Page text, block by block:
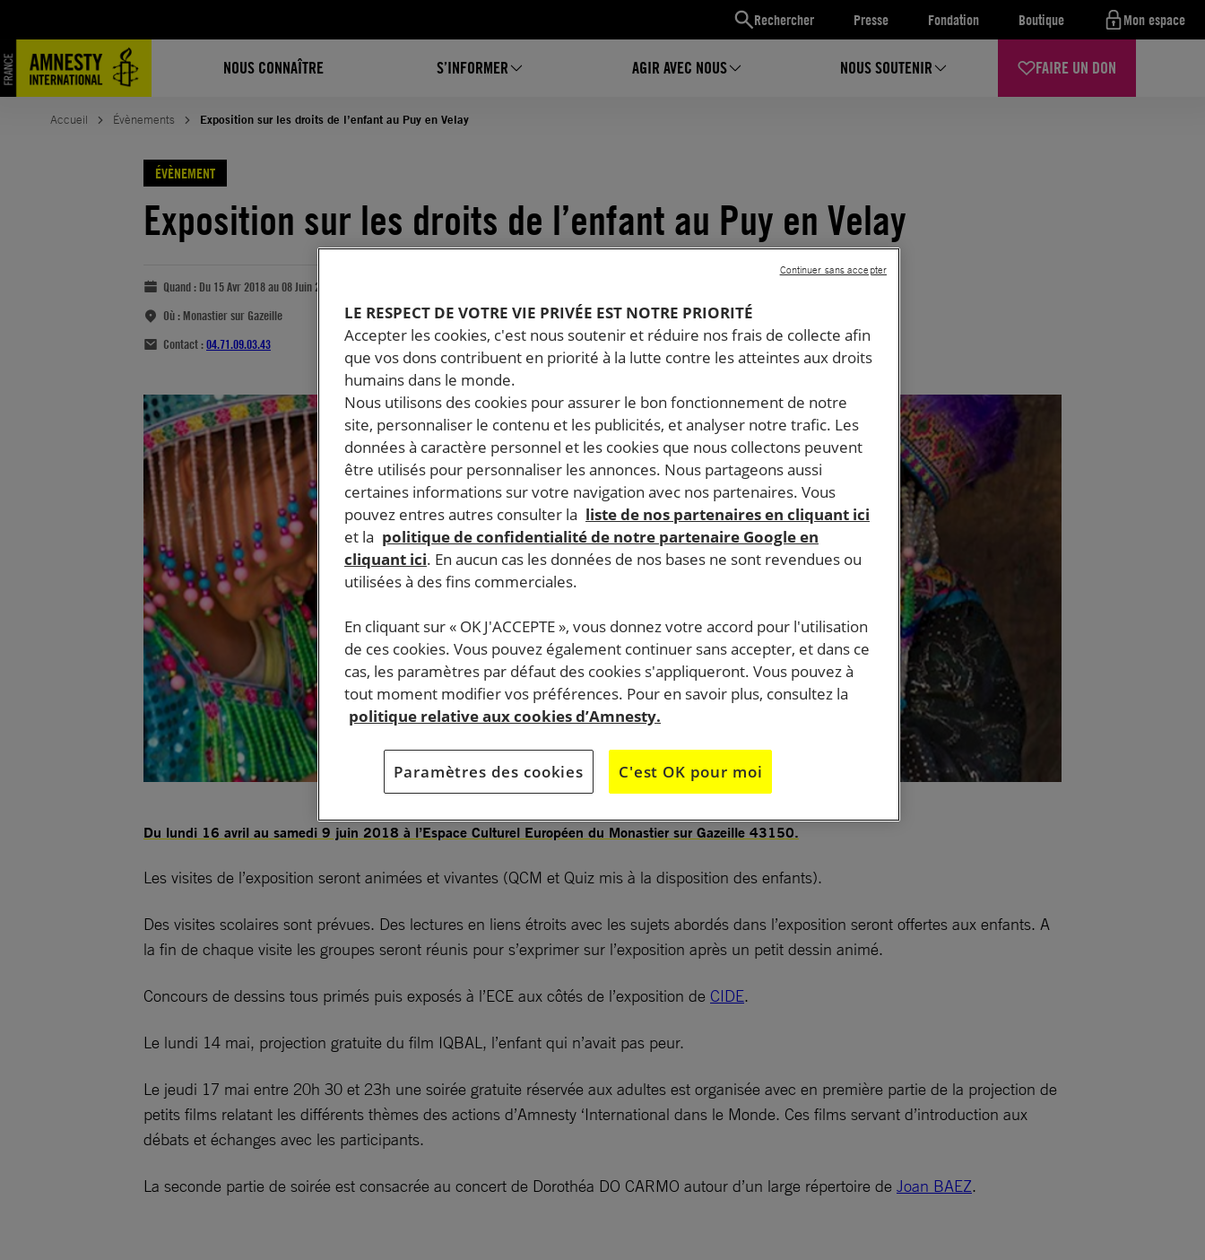
Rechercher Presse Fondation Boutique Mon espace
NOUS CONNAÎTRE S’INFORMER AGIR AVEC NOUS NOUS SOUTENIR FAIRE UN DON
Accueil Évènements Exposition sur les droits de l’enfant au Puy en Velay
ÉVÈNEMENT
Exposition sur les droits de l’enfant au Puy en Velay
Quand : Du 15 Avr 2018 au 08 Juin 2018
Où : Monastier sur Gazeille
Contact :04.71.09.03.43
Du lundi 16 avril au samedi 9 juin 2018 à l’Espace Culturel Européen du Monastier sur Gazeille 43150.
Les visites de l’exposition seront animées et vivantes (QCM et Quiz mis à la disposition des enfants).
Des visites scolaires sont prévues. Des lectures en liens étroits avec les sujets abordés dans l’exposition seront offertes aux enfants. A
la fin de chaque visite les groupes seront réunis pour s’exprimer sur l’exposition après un petit dessin animé.
Concours de dessins tous primés puis exposés à l’ECE aux côtés de l’exposition de CIDE.
Le lundi 14 mai, projection gratuite du film IQBAL, l’enfant qui n’avait pas peur.
Le jeudi 17 mai entre 20h 30 et 23h une soirée gratuite réservée aux adultes est organisée avec en première partie de la projection de
petits films relatant les différents thèmes des actions d’Amnesty ‘International dans le Monde. Ces films servant d’introduction aux
débats et échanges avec les participants.
La seconde partie de soirée est consacrée au concert de Dorothéa DO CARMO autour d’un large répertoire de Joan BAEZ.
LE RESPECT DE VOTRE VIE PRIVÉE EST NOTRE PRIORITÉ
Accepter les cookies, c'est nous soutenir et réduire nos frais de collecte afin
que vos dons contribuent en priorité à la lutte contre les atteintes aux droits
humains dans le monde.
Nous utilisons des cookies pour assurer le bon fonctionnement de notre
site, personnaliser le contenu et les publicités, et analyser notre trafic. Les
données à caractère personnel et les cookies que nous collectons peuvent
être utilisés pour personnaliser les annonces. Nous partageons aussi
certaines informations sur votre navigation avec nos partenaires. Vous
pouvez entres autres consulter la liste de nos partenaires en cliquant ici
et la politique de confidentialité de notre partenaire Google en
cliquant ici. En aucun cas les données de nos bases ne sont revendues ou
utilisées à des fins commerciales.
En cliquant sur « OK J'ACCEPTE », vous donnez votre accord pour l'utilisation
de ces cookies. Vous pouvez également continuer sans accepter, et dans ce
cas, les paramètres par défaut des cookies s'appliqueront. Vous pouvez à
tout moment modifier vos préférences. Pour en savoir plus, consultez la
politique relative aux cookies d’Amnesty.
Paramètres des cookies C'est OK pour moi
Continuer sans accepter